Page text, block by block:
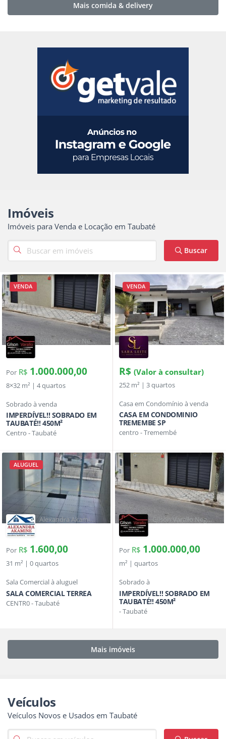
Mais comida & delivery
Imóveis
Imóveis para Venda e Locação em Taubaté
Buscar
VENDA
Gilson Varallo Neg
Por R$ 1.000.000,00
8×32 m² | 4 quartos
Sobrado à venda
IMPERDÍVEL!! SOBRADO EM
TAUBATÉ!! 450M²
Centro - Taubaté
VENDA
Sara Leite
R$ (Valor à consultar)
252 m² | 3 quartos
Casa em Condomínio à venda
CASA EM CONDOMINIO
TREMEMBE SP
centro - Tremembé
ALUGUEL
Alexandra Akamine
Por R$ 1.600,00
31 m² | 0 quartos
Sala Comercial à aluguel
SALA COMERCIAL TERREA
CENTR0 - Taubaté
Gilson Varallo Neg
Por R$ 1.000.000,00
m² | quartos
Sobrado à
IMPERDÍVEL!! SOBRADO EM
TAUBATÉ!! 450M²
- Taubaté
Mais imóveis
Veículos
Veículos Novos e Usados em Taubaté